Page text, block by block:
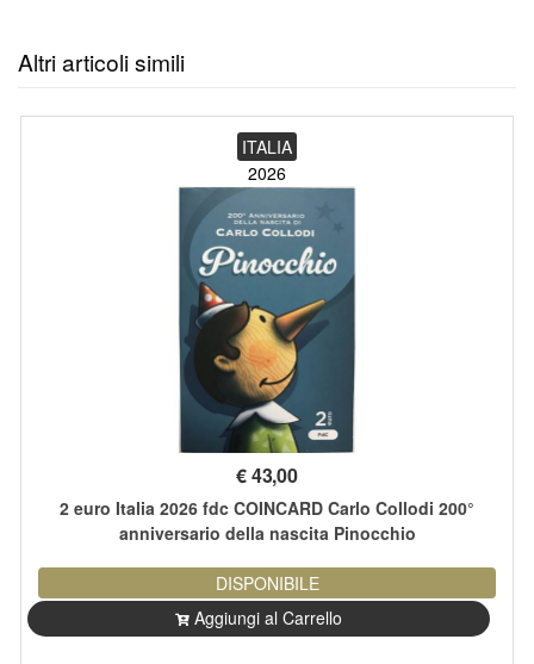
Altri articoli simili
ITALIA
2026
€43,00
2 euro Italia 2026 fdc COINCARD Carlo Collodi 200°
anniversario della nascita Pinocchio
DISPONIBILE
Aggiungi al Carrello